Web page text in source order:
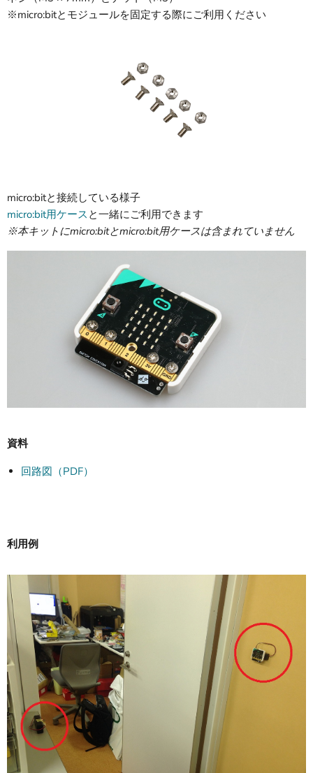
※micro:bitとモジュールを固定する際にご利用ください
micro:bitと接続している様子
micro:bit用ケース と一緒にご利用できます
※本キットにmicro:bitとmicro:bit用ケースは含まれていません
資料
回路図（PDF）
利用例